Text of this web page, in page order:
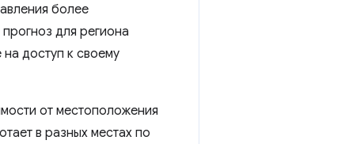
более
для региона
на доступ к своему
от местоположения
в разных местах по